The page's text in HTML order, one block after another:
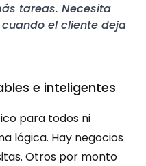
tareas. Necesita
el cliente deja
e inteligentes
para todos ni
lógica. Hay negocios
Otros por monto